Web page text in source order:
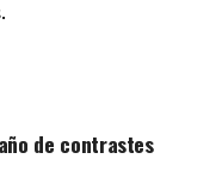
de contrastes